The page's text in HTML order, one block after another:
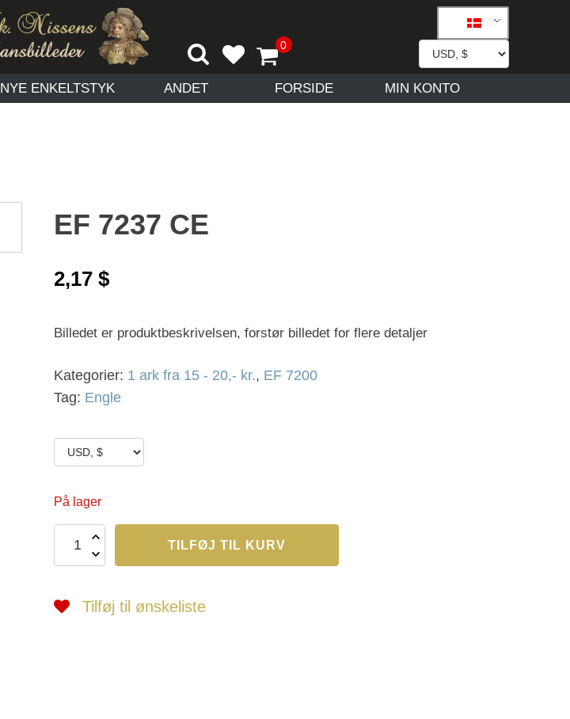
NYE ENKELTSTYK ANDET FORSIDE MIN KONTO
EF 7237 CE
2,17 $
Billedet er produktbeskrivelsen, forstør billedet for flere detaljer
Kategorier: 1 ark fra 15 - 20,- kr., EF 7200
Tag: Engle
På lager
7237
CE
TILFØJ TIL KURV
Tilføj til ønskeliste